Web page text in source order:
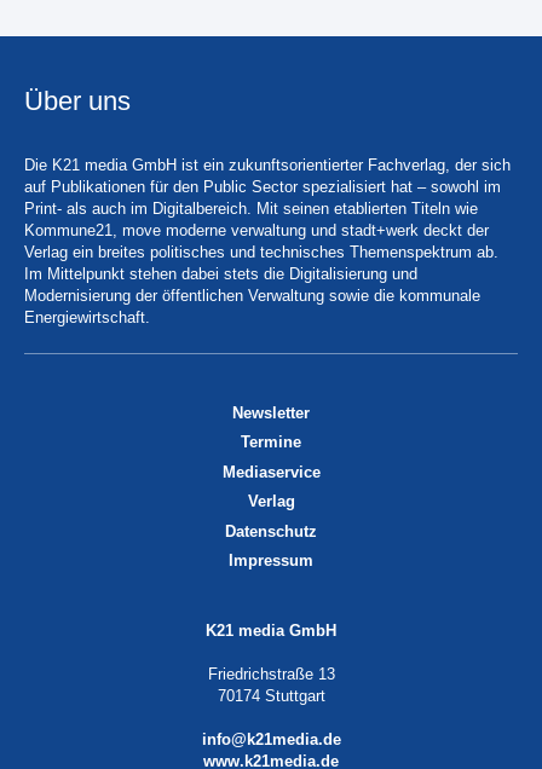
Über uns
Die K21 media GmbH ist ein zukunftsorientierter Fachverlag, der sich
auf Publikationen für den Public Sector spezialisiert hat – sowohl im
Print- als auch im Digitalbereich. Mit seinen etablierten Titeln wie
Kommune21, move moderne verwaltung und stadt+werk deckt der
Verlag ein breites politisches und technisches Themenspektrum ab.
Im Mittelpunkt stehen dabei stets die Digitalisierung und
Modernisierung der öffentlichen Verwaltung sowie die kommunale
Energiewirtschaft.
Newsletter
Termine
Mediaservice
Verlag
Datenschutz
Impressum
K21 media GmbH
Friedrichstraße 13
70174 Stuttgart
info@k21media.de
www.k21media.de